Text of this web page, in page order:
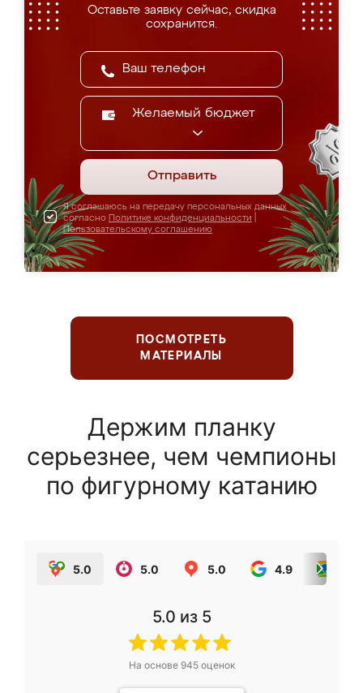
Оставьте заявку сейчас, скидка
сохранится.
Желаемый бюджет
Отправить
Я соглашаюсь на передачу персональных данных
согласно Политике конфиденциальности
Пользовательскому соглашению
ПОСМОТРЕТЬ
МАТЕРИАЛЫ
Держим планку
серьезнее, чем чемпионы
по фигурному катанию
5.0 5.0 5.0 4.9
5.0 из 5
На основе 945оценок